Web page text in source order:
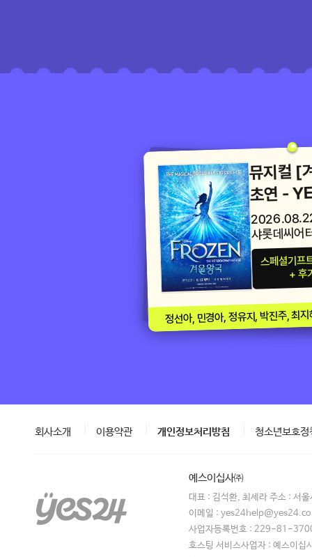
뮤지컬 [
초연 -
샤롯데씨어
스페셜기프
+ 후
정선아, 민경아, 정유지, 박진주, 최
회사소개 이용약관 개인정보처리방침 청소년보호정
예스이십사㈜
대표 : 김석환, 최세라 주소 : 서
이메일 :
사업자등록번호 : 229-81-
호스팅 서비스사업자 : 예스이십